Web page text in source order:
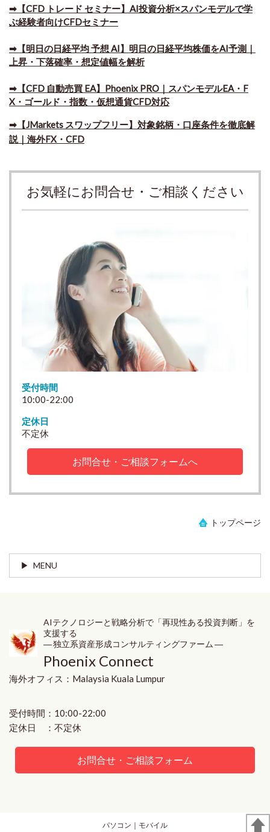
➡【CFD トレード セミナー】AI投資分析×スパンモデルで学
ぶ経験者向けCFDセミナー
➡【明日の日経平均 予想 AI】明日の日経平均株価をAI予測｜
上昇・下落確率・想定値幅を解析
➡​【CFD 自動売買 EA】Phoenix PRO｜スパンモデルEA・F
X・ゴールド・指数・仮想通貨CFD対応
➡​【JMarkets スワップフリー】対象銘柄・口座条件を徹底解
説｜海外FX・CFD
お気軽にお問合せ・ご相談ください
受付時間
10:00-22:00
定休日
不定休
お問合せ・ご相談フォームへ
トップページ
MENU
AIテクノロジーと戦略分析で「再現性ある投資判断」を
支援する
― 独立系資産形成コンサルティングファーム ―
Phoenix Connect
海外オフィス： Malaysia Kuala Lumpur
受付時間：10:00-22:00
定休日 ：不定休
お問合せ・ご相談フォーム
パソコン ｜モバイル